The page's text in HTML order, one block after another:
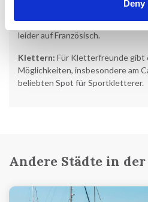
Deny
Golfverbandes unter „Guide de
Provence-Alpes-Côte d’Azur:
leider auf Französisch.
Klettern: Für Kletterfreunde gibt
Möglichkeiten, insbesondere am
beliebten Spot für Sportkletterer.
Andere Städte in der